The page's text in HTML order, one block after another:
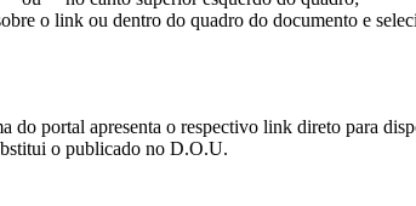
o link ou dentro do quadro do documento e
do portal apresenta o respectivo link direto para
o publicado no D.O.U.